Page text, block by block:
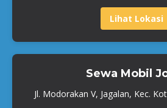
Lihat Lokasi
Sewa Mobil
Jl. Modorakan V, Jagalan, Kec.